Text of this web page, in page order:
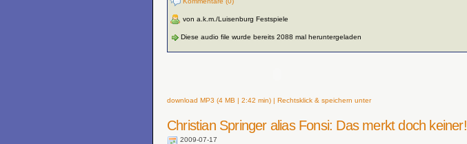
von a.k.m./Luisenburg Festspiele
Diese audio file wurde bereits 2088 mal heruntergeladen
download MP3 (4 MB | 2:42 min) | Rechtsklick & speichern unter
Christian Springer alias Fonsi: Das merkt doch keiner!
2009-07-17